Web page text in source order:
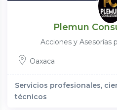
Plemun
Acciones y Asesorías
Oaxaca
Servicios profesionales,
técnicos